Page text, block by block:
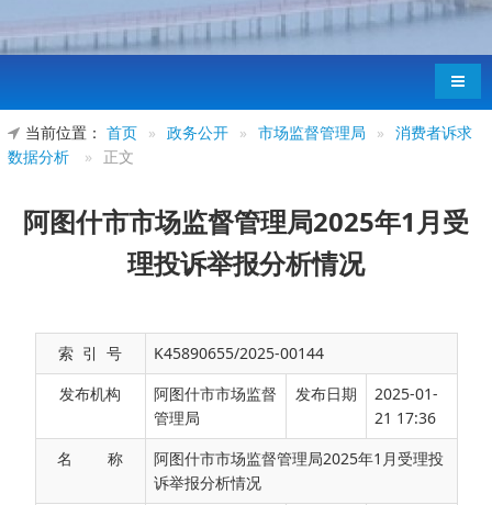
导航
当前位置： 首页 » 政务公开 » 市场监督管理局 » 消费者诉求
数据分析
» 正文
阿图什市市场监督管理局2025年1月受
理投诉举报分析情况
索 引 号
K45890655/2025-00144
发布机构
阿图什市市场监督
管理局
发布日期
2025-01-
21 17:36
名 称
阿图什市市场监督管理局2025年1月受理投
诉举报分析情况
1月共受理投诉举报案件94件，其中受理全国